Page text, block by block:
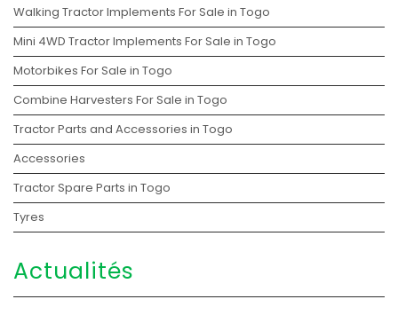
Walking Tractor Implements For Sale in Togo
Mini 4WD Tractor Implements For Sale in Togo
Motorbikes For Sale in Togo
Combine Harvesters For Sale in Togo
Tractor Parts and Accessories in Togo
Accessories
Tractor Spare Parts in Togo
Tyres
Actualités